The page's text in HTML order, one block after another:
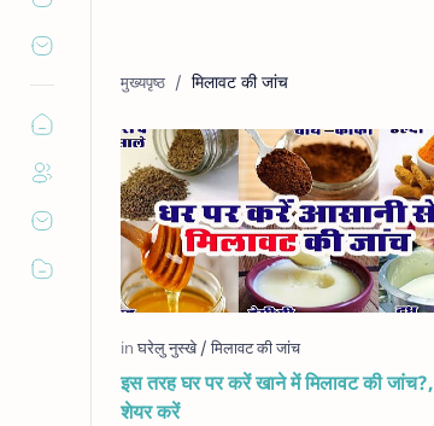
मिलावट की जांच
इस तरह घर पर करें खाने में मिलावट की जांच?,
शेयर करें